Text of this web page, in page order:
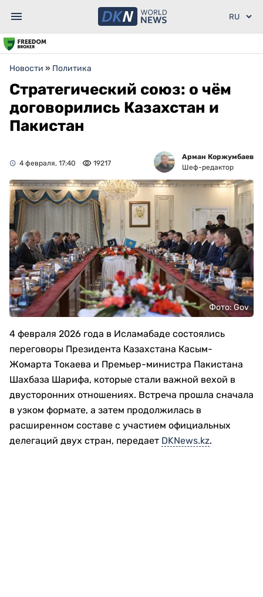
Новости » Политика
Стратегический союз: о чём
договорились Казахстан и
Пакистан
4 февраля, 17:40 19217
Арман Коржумбаев
Шеф-редактор
Фото: Gov
4 февраля 2026 года в Исламабаде состоялись
переговоры Президента Казахстана Касым-
Жомарта Токаева и Премьер-министра Пакистана
Шахбаза Шарифа, которые стали важной вехой в
двусторонних отношениях. Встреча прошла сначала
в узком формате, а затем продолжилась в
расширенном составе с участием официальных
делегаций двух стран, передает DKNews.kz.